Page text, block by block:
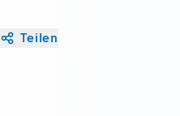
Teilen